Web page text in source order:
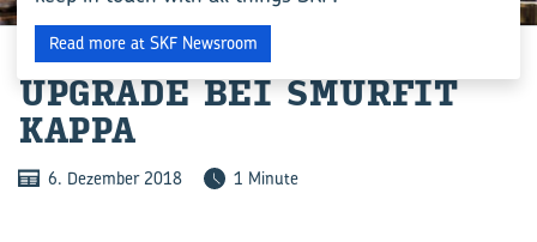
UP­GRADE BEI SMUR­FIT
KAPPA
6. Dezember 2018 1 Minute
Read more at SKF Newsroom